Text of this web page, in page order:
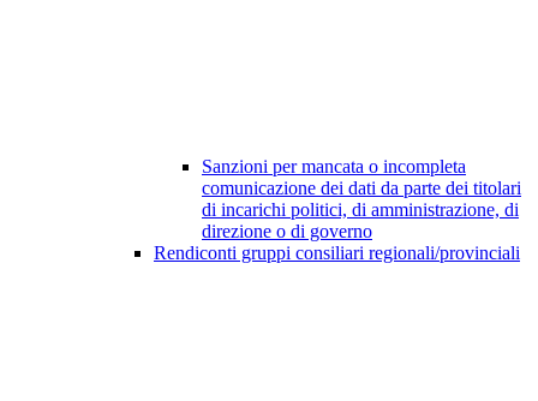
Sanzioni per mancata o incompleta
comunicazione dei dati da parte dei titolari
di incarichi politici, di amministrazione, di
direzione o di governo
Rendiconti gruppi consiliari regionali/provinciali